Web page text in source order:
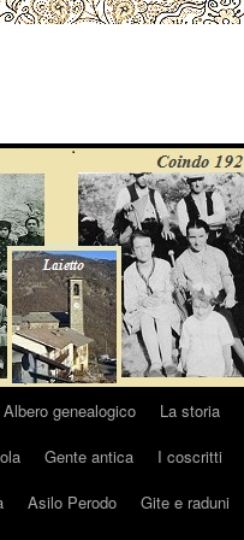
Albero genealogico La storia
Gente antica I coscritti
Asilo Perodo Gite e raduni